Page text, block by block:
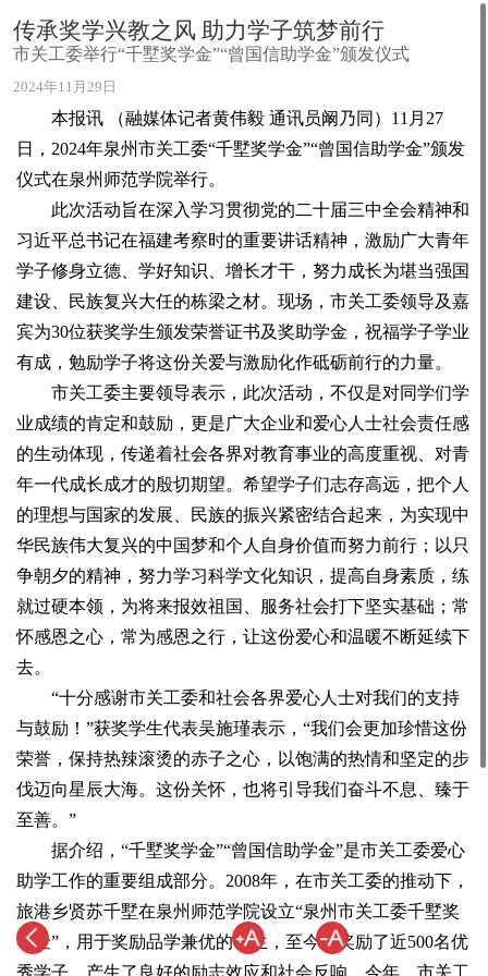
传承奖学兴教之风 助力学子筑梦前行
市关工委举行“千墅奖学金”“曾国信助学金”颁发仪式
2024年11月29日
本报讯 （融媒体记者黄伟毅 通讯员阚乃同）11月27
日，2024年泉州市关工委“千墅奖学金”“曾国信助学金”颁发
仪式在泉州师范学院举行。
此次活动旨在深入学习贯彻党的二十届三中全会精神和
习近平总书记在福建考察时的重要讲话精神，激励广大青年
学子修身立德、学好知识、增长才干，努力成长为堪当强国
建设、民族复兴大任的栋梁之材。现场，市关工委领导及嘉
宾为30位获奖学生颁发荣誉证书及奖助学金，祝福学子学业
有成，勉励学子将这份关爱与激励化作砥砺前行的力量。
市关工委主要领导表示，此次活动，不仅是对同学们学
业成绩的肯定和鼓励，更是广大企业和爱心人士社会责任感
的生动体现，传递着社会各界对教育事业的高度重视、对青
年一代成长成才的殷切期望。希望学子们志存高远，把个人
的理想与国家的发展、民族的振兴紧密结合起来，为实现中
华民族伟大复兴的中国梦和个人自身价值而努力前行；以只
争朝夕的精神，努力学习科学文化知识，提高自身素质，练
就过硬本领，为将来报效祖国、服务社会打下坚实基础；常
怀感恩之心，常为感恩之行，让这份爱心和温暖不断延续下
去。
“十分感谢市关工委和社会各界爱心人士对我们的支持
与鼓励！”获奖学生代表吴施瑾表示，“我们会更加珍惜这份
荣誉，保持热辣滚烫的赤子之心，以饱满的热情和坚定的步
伐迈向星辰大海。这份关怀，也将引导我们奋斗不息、臻于
至善。”
据介绍，“千墅奖学金”“曾国信助学金”是市关工委爱心
助学工作的重要组成部分。2008年，在市关工委的推动下，
旅港乡贤苏千墅在泉州师范学院设立“泉州市关工委千墅奖
学金”，用于奖励品学兼优的学生，至今已奖励了近500名优
秀学子，产生了良好的励志效应和社会反响。今年，市关工